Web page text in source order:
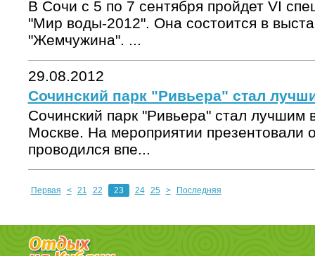
В Сочи с 5 по 7 сентября пройдет VI
"Мир воды-2012". Она состоится в
"Жемчужина". ...
29.08.2012
Сочинский парк "Ривьера" стал
Сочинский парк "Ривьера" стал лучшим
Москве. На мероприятии презентовали
проводился впе...
Первая < 21 22 23 24 25 > Последняя